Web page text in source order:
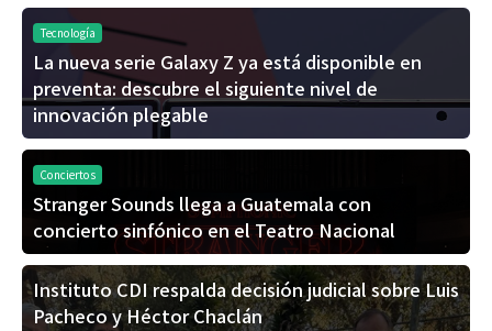
Tecnología
La nueva serie Galaxy Z ya está disponible en
preventa: descubre el siguiente nivel de
innovación plegable
Conciertos
Stranger Sounds llega a Guatemala con
concierto sinfónico en el Teatro Nacional
Instituto CDI respalda decisión judicial sobre Luis
Pacheco y Héctor Chaclán